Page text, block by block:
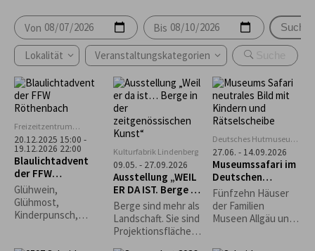
Von Bis Suchen
Lokalität Veranstaltungskategorien
Freizeitzentrum
Rentershofen
20.12.2025 15:00 -
19.12.2026 22:00
Blaulichtadvent
der FFW
Röthenbach
Glühwein,
Glühmost,
Kinderpunsch,
Kulturfabrik Lindenberg
09.05. - 27.09.2026
Ausstellung „WEIL
ER DA IST. Berge in
der
zeitgenössischen
Kunst“
Berge sind mehr als
Landschaft. Sie sind
Projektionsfläche,
Deutsches Hutmuseum,
Lindenberg
27.06. - 14.09.2026
Museumssafari im
Deutschen
Hutmuseum
Fünfzehn Häuser
der Familien
Museen Allgäu und